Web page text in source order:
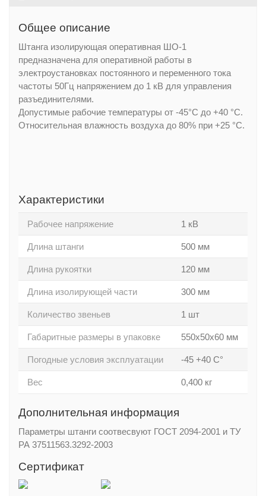
Общее описание
Штанга изолирующая оперативная ШО-1
предназначена для оперативной работы в
электроустановках постоянного и переменного тока
частоты 50Гц напряжением до 1 кВ для управления
разъединителями.
Допустимые рабочие температуры от -45°С до +40 °С.
Относительная влажность воздуха до 80% при +25 °С.
Характеристики
Рабочее напряжение 1 кВ
Длина штанги 500 мм
Длина рукоятки 120 мм
Длина изолирующей части 300 мм
Количество звеньев 1 шт
Габаритные размеры в упаковке 550x50x60 мм
Погодные условия эксплуатации -45 +40 С°
Вес 0,400 кг
Дополнительная информация
Параметры штанги соотвесвуют ГОСТ 2094-2001 и ТУ
РА 37511563.3292-2003
Сертификат